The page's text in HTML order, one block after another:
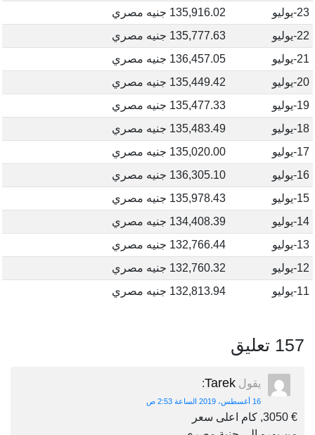
23-يوليو
135,916.02 جنيه مصري
22-يوليو
135,777.63 جنيه مصري
21-يوليو
136,457.05 جنيه مصري
20-يوليو
135,449.42 جنيه مصري
19-يوليو
135,477.33 جنيه مصري
18-يوليو
135,483.49 جنيه مصري
17-يوليو
135,020.00 جنيه مصري
16-يوليو
136,305.10 جنيه مصري
15-يوليو
135,978.43 جنيه مصري
14-يوليو
134,408.39 جنيه مصري
13-يوليو
132,766.44 جنيه مصري
12-يوليو
132,760.32 جنيه مصري
11-يوليو
132,813.94 جنيه مصري
157 تعليق
يقول Tarek
:
16 أغسطس، 2019 الساعة 2:53 ص
€ 3050, كام اعلى سعر